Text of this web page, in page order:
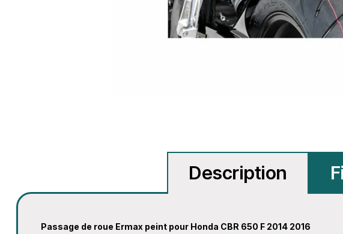
Description
Passage de roue Ermax peint pour Honda CBR 650 F 2014 2016